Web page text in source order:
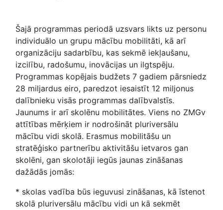
Šajā programmas periodā uzsvars likts uz personu
individuālo un grupu mācību mobilitāti, kā arī
organizāciju sadarbību, kas sekmē iekļaušanu,
izcilību, radošumu, inovācijas un ilgtspēju.
Programmas kopējais budžets 7 gadiem pārsniedz
28 miljardus eiro, paredzot iesaistīt 12 miljonus
dalībnieku visās programmas dalībvalstīs.
Jaunums ir arī skolēnu mobilitātes. Viens no ZMGv
attītības mērķiem ir nodrošināt pluriversālu
mācību vidi skolā. Erasmus mobilitāšu un
stratēģisko partnerību aktivitāšu ietvaros gan
skolēni, gan skolotāji iegūs jaunas zināšanas
dažādās jomās:
* skolas vadība būs ieguvusi zināšanas, kā īstenot
skolā pluriversālu mācību vidi un kā sekmēt